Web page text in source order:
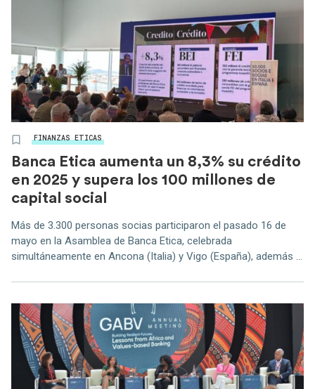
FINANZAS ETICAS
Banca Etica aumenta un 8,3% su crédito
en 2025 y supera los 100 millones de
capital social
Más de 3.300 personas socias participaron el pasado 16 de
mayo en la Asamblea de Banca Etica, celebrada
simultáneamente en Ancona (Italia) y Vigo (España), además ...